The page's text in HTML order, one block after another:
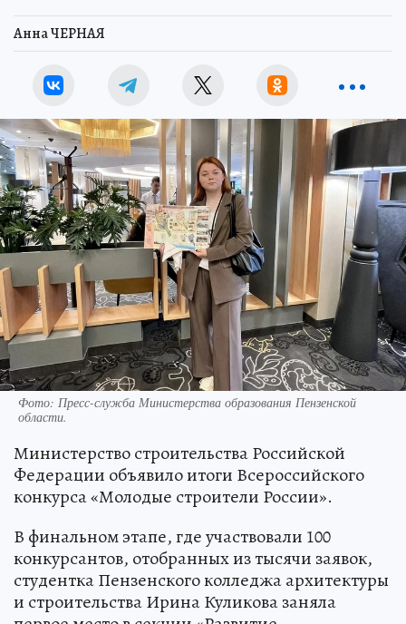
Анна ЧЕРНАЯ
Фото: Пресс-служба Министерства образования Пензенской
области.
Министерство строительства Российской
Федерации объявило итоги Всероссийского
конкурса «Молодые строители России».
В финальном этапе, где участвовали 100
конкурсантов, отобранных из тысячи заявок,
студентка Пензенского колледжа архитектуры
и строительства Ирина Куликова заняла